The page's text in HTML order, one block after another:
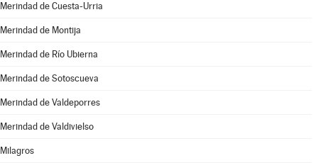
Merindad de Cuesta-Urria
Merindad de Montija
Merindad de Río Ubierna
Merindad de Sotoscueva
Merindad de Valdeporres
Merindad de Valdivielso
Milagros